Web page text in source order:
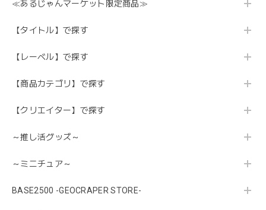
≪あるじゃんマーケット限定商品≫
【タイトル】で探す
【レーベル】で探す
【商品カテゴリ】で探す
【クリエイター】で探す
～推し活グッズ～
～ミニチュア～
BASE2500 -GEOCRAPER STORE-